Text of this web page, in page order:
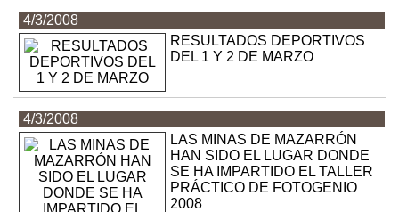
4/3/2008
RESULTADOS DEPORTIVOS
DEL 1 Y 2 DE MARZO
4/3/2008
LAS MINAS DE MAZARRÓN
HAN SIDO EL LUGAR DONDE
SE HA IMPARTIDO EL TALLER
PRÁCTICO DE FOTOGENIO
2008